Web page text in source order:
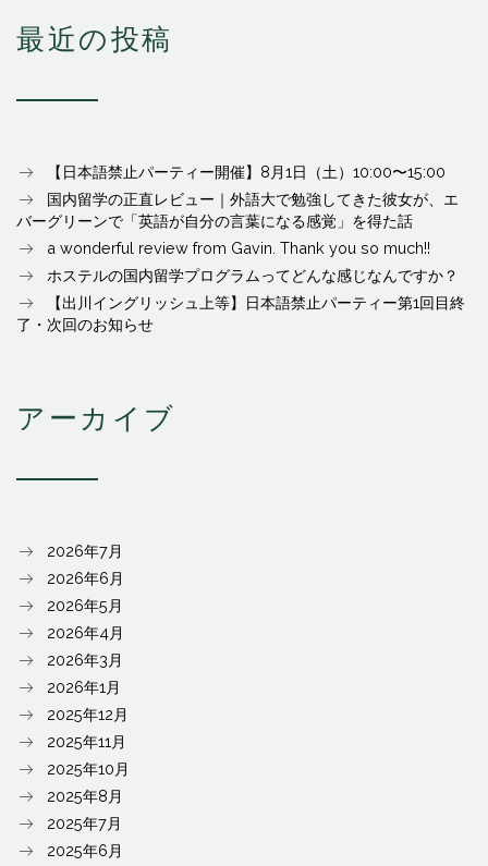
最近の投稿
【日本語禁止パーティー開催】8月1日（土）10:00〜15:00
国内留学の正直レビュー｜外語大で勉強してきた彼女が、エ
バーグリーンで「英語が自分の言葉になる感覚」を得た話
a wonderful review from Gavin. Thank you so much!!
ホステルの国内留学プログラムってどんな感じなんですか？
【出川イングリッシュ上等】日本語禁止パーティー第1回目終
了・次回のお知らせ
アーカイブ
2026年7月
2026年6月
2026年5月
2026年4月
2026年3月
2026年1月
2025年12月
2025年11月
2025年10月
2025年8月
2025年7月
2025年6月